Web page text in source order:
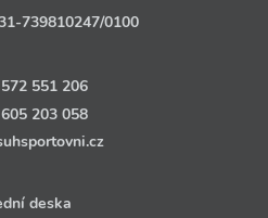
/0100
551 206
203 058
deska